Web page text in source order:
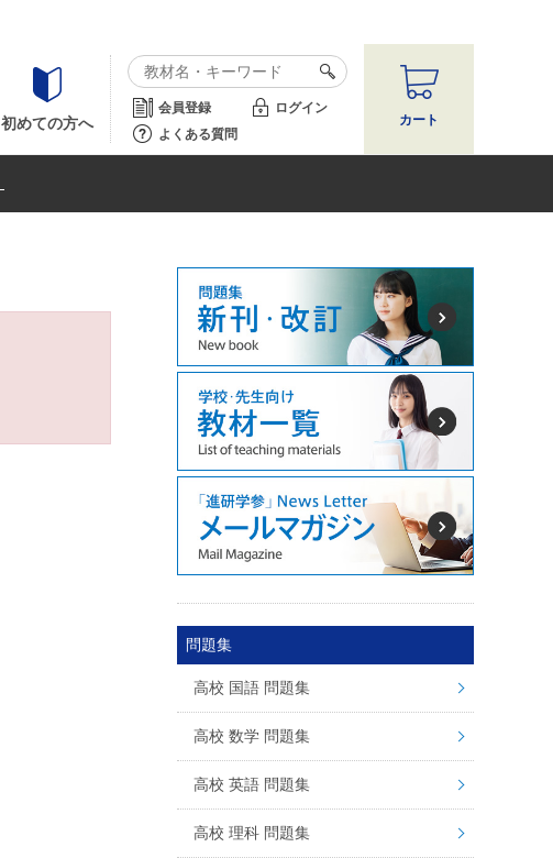
初めての方へ
会員登録
ログイン
よくある質問
カート
問題集
高校 国語 問題集
高校 数学 問題集
高校 英語 問題集
高校 理科 問題集